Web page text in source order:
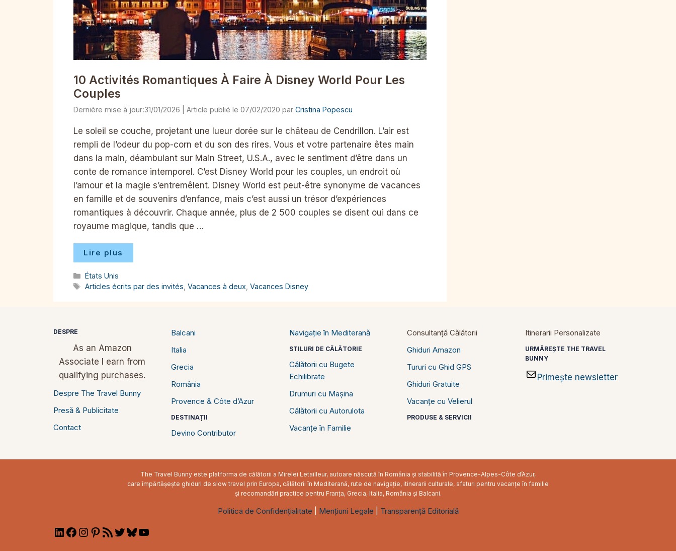
10 Activités Romantiques À Faire À Disney World Pour Les
Couples
31/01/2026 07/02/2020 par Cristina Popescu
Le soleil se couche, projetant une lueur dorée sur le château de Cendrillon. L’air est
rempli de l’odeur du pop-corn et du son des rires. Vous et votre partenaire êtes main
dans la main, déambulant sur Main Street, U.S.A., avec le sentiment d’être dans un
conte de romance intemporel. C’est Disney World pour les couples, un endroit où
l’amour et la magie s’entremêlent. Disney World est peut-être synonyme de vacances
en famille et de souvenirs d’enfance, mais c’est aussi un trésor d’expériences
romantiques à découvrir. Chaque année, plus de 2 500 couples se disent oui dans ce
royaume magique, tandis que …
Lire plus
Catégories
États Unis
Étiquettes
Articles écrits par des invités ,Vacances à deux ,Vacances Disney
DESPRE
As an Amazon
Associate I earn from
qualifying purchases.
Despre The Travel Bunny
Presă & Publicitate
Contact
Balcani
Italia
Grecia
România
Provence & Côte d’Azur
DESTINAȚII
Devino Contributor
Navigație în Mediterană
STILURI DE CĂLĂTORIE
Călătorii cu Bugete
Echilibrate
Drumuri cu Mașina
Călătorii cu Autorulota
Vacanțe în Familie
Consultanță Călătorii
Ghiduri Amazon
Tururi cu Ghid GPS
Ghiduri Gratuite
Vacanțe cu Velierul
PRODUSE & SERVICII
Itinerarii Personalizate
URMĂREȘTE THE TRAVEL
BUNNY
Primește newsletter
The Travel Bunny este platforma de călătorii a Mirelei Letailleur, autoare născută în România și stabilită în Provence-Alpes-Côte d’Azur,
care împărtășește ghiduri de slow travel prin Europa, călătorii în Mediterană, rute de navigație, itinerarii culturale, sfaturi pentru vacanțe în familie
și recomandări practice pentru Franța, Grecia, Italia, România și Balcani.
Politica de Confidențialitate Mențiuni Legale Transparență Editorială
LinkedIn
Facebook
Instagram
Pinterest
RSSTwitterBluesky